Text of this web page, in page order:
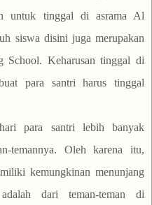
untuk tinggal di asrama Al
siswa disini juga merupakan
School. Keharusan tinggal di
para santri harus tinggal
para santri lebih banyak
temannya. Oleh karena itu,
kemungkinan menunjang
dari teman-teman di